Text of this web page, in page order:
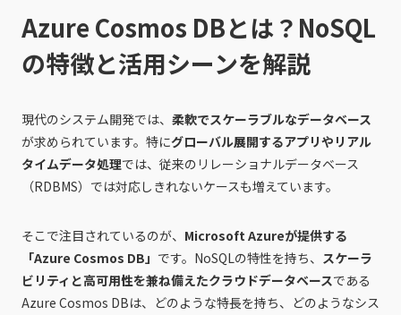
Azure Cosmos DBとは？NoSQL
の特徴と活用シーンを解説
現代のシステム開発では、 柔軟でスケーラブルなデータベース
が求められています。特にグローバル展開するアプリやリアル
タイムデータ処理では、従来のリレーショナルデータベース
（RDBMS）では対応しきれないケースも増えています。
そこで注目されているのが、 Microsoft Azureが提供する
「Azure Cosmos DB」 です。NoSQLの特性を持ち、 スケーラ
ビリティと高可用性を兼ね備えたクラウドデータベースである
Azure Cosmos DBは、どのような特長を持ち、どのようなシス